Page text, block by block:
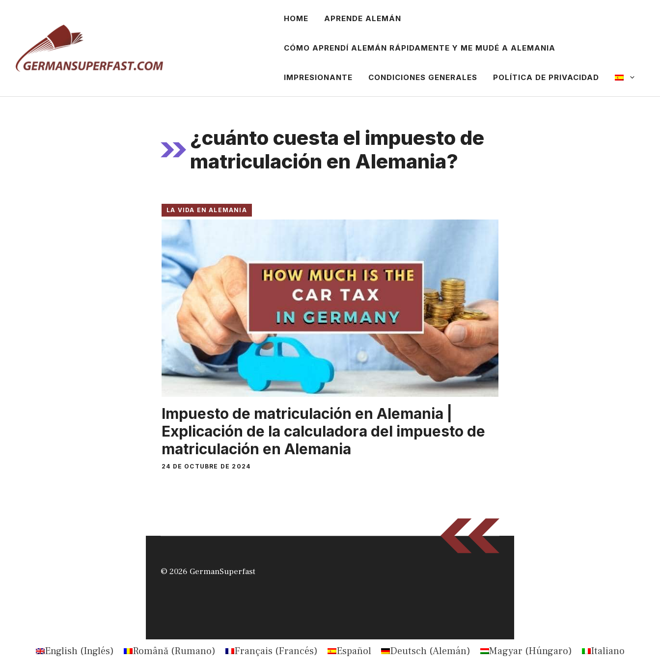
contenido
HOME APRENDE ALEMÁN
CÓMO APRENDÍ ALEMÁN RÁPIDAMENTE Y ME MUDÉ A ALEMANIA
IMPRESIONANTE CONDICIONES GENERALES POLÍTICA DE PRIVACIDAD
¿cuánto cuesta el impuesto de
matriculación en Alemania?
LA VIDA EN ALEMANIA
Impuesto de matriculación en Alemania |
Explicación de la calculadora del impuesto de
matriculación en Alemania
24 DE OCTUBRE DE 2024
© 2026 GermanSuperfast
English(Inglés) Română(Rumano) Français (Francés) Español Deutsch(Alemán) Magyar (Húngaro) Italiano